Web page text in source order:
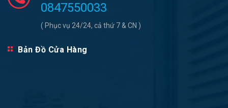
0847550033
( Phục vụ 24/24, cả thứ 7 & CN )
Bản Đồ Cửa Hàng